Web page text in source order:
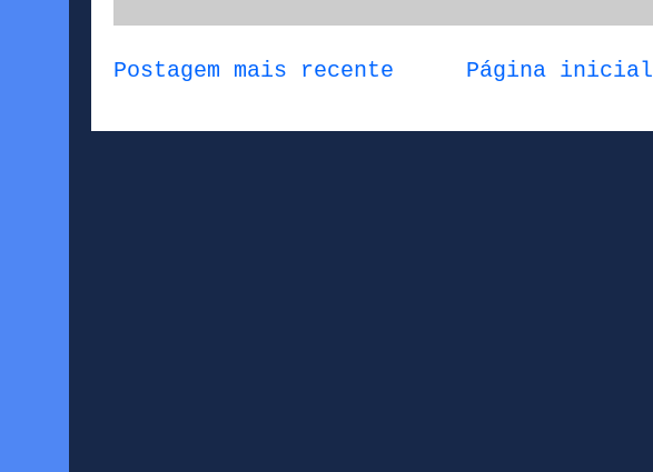
Postagem mais recente Página inicial